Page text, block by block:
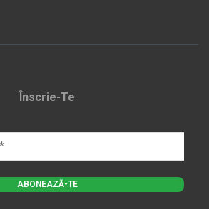
Înscrie-Te